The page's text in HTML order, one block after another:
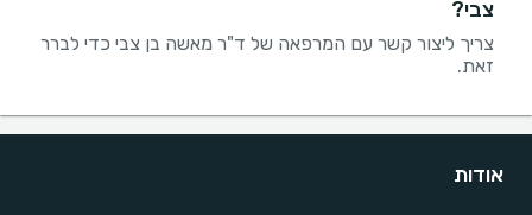
צבי?
צריך ליצור קשר עם המרפאה של ד"ר מאשה בן צבי כדי לברר
זאת.
אודות